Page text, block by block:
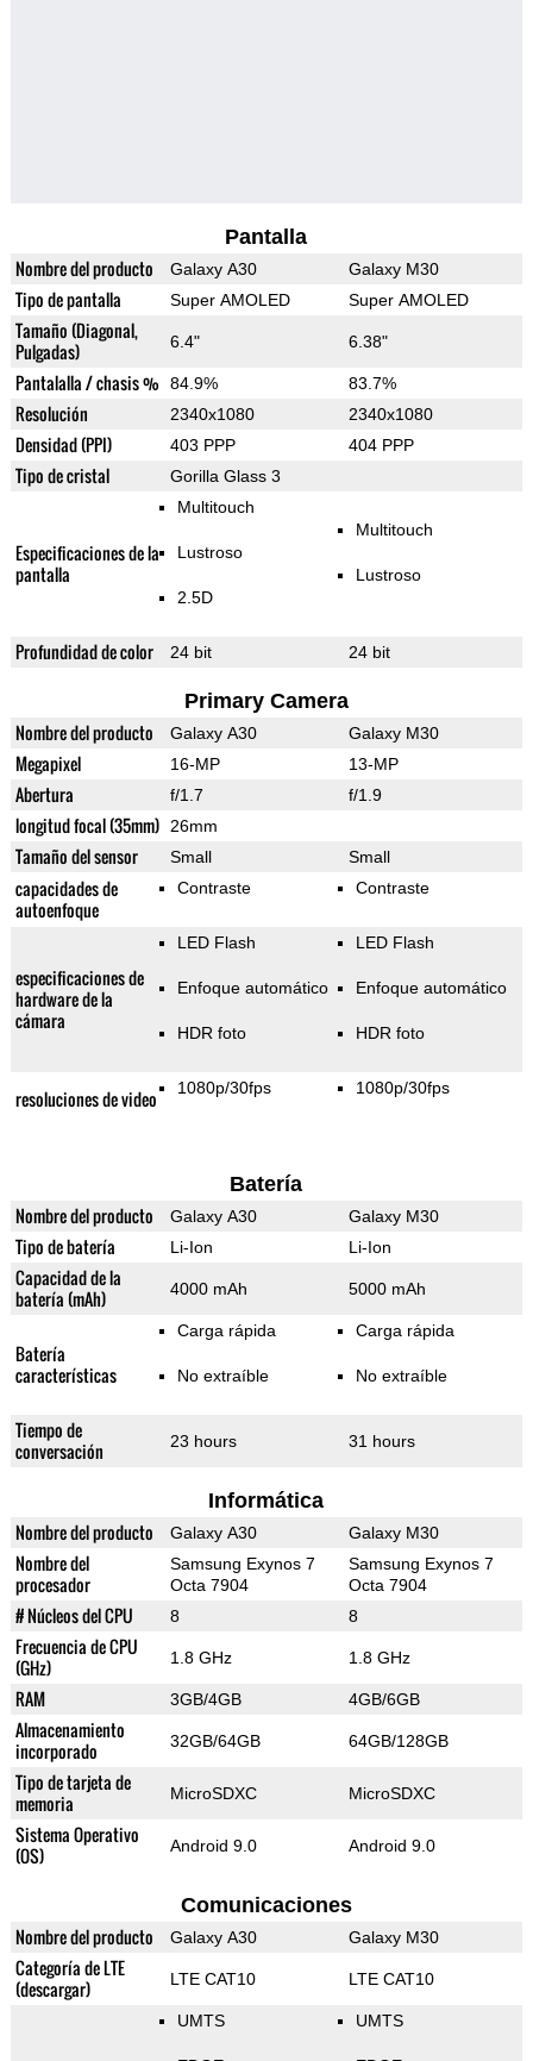
Pantalla
Nombre del producto Galaxy A30 Galaxy M30
Tipo de pantalla Super AMOLED Super AMOLED
Tamaño (Diagonal,
Pulgadas)
6.4" 6.38"
Pantalalla / chasis % 84.9% 83.7%
Resolución 2340x1080 2340x1080
Densidad (PPI) 403 PPP 404 PPP
Tipo de cristal Gorilla Glass 3
Especificaciones de la
pantalla
Multitouch
Lustroso
2.5D
Multitouch
Lustroso
Profundidad de color 24 bit 24 bit
Primary Camera
Nombre del producto Galaxy A30 Galaxy M30
Megapixel 16-MP 13-MP
Abertura f/1.7 f/1.9
longitud focal (35mm) 26mm
Tamaño del sensor Small Small
capacidades de
autoenfoque
Contraste Contraste
especificaciones de
hardware de la
cámara
LED Flash
Enfoque automático
HDR foto
LED Flash
Enfoque automático
HDR foto
resoluciones de video 1080p/30fps 1080p/30fps
Batería
Nombre del producto Galaxy A30 Galaxy M30
Tipo de batería Li-Ion Li-Ion
Capacidad de la
batería (mAh)
4000 mAh 5000 mAh
Batería
características
Carga rápida
No extraíble
Carga rápida
No extraíble
Tiempo de
conversación
23 hours 31 hours
Informática
Nombre del producto Galaxy A30 Galaxy M30
Nombre del
procesador
Samsung Exynos 7
Octa 7904
Samsung Exynos 7
Octa 7904
# Núcleos del CPU 8 8
Frecuencia de CPU
(GHz)
1.8 GHz 1.8 GHz
RAM 3GB/4GB 4GB/6GB
Almacenamiento
incorporado
32GB/64GB 64GB/128GB
Tipo de tarjeta de
memoria
MicroSDXC MicroSDXC
Sistema Operativo
(OS)
Android 9.0 Android 9.0
Comunicaciones
Nombre del producto Galaxy A30 Galaxy M30
Categoría de LTE
(descargar)
LTE CAT10 LTE CAT10
UMTS UMTS